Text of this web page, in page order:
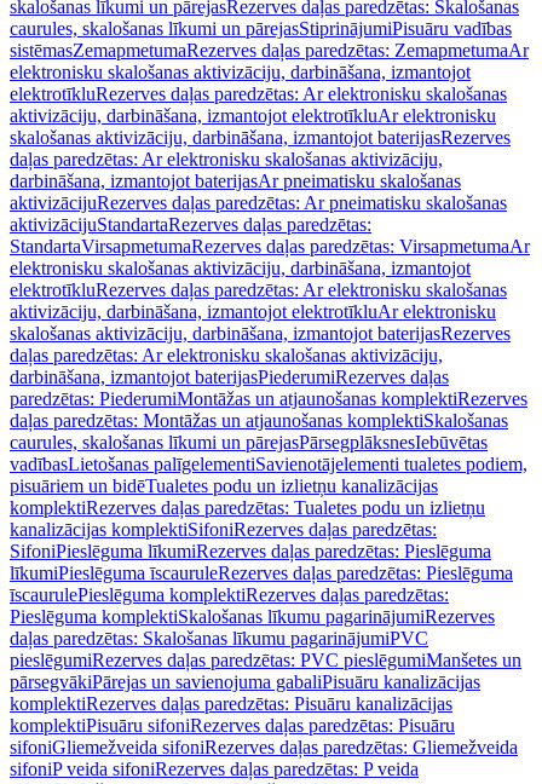
skalošanas līkumi un pārejasRezerves daļas paredzētas: Skalošanas
caurules, skalošanas līkumi un pārejasStiprinājumiPisuāru vadības
sistēmasZemapmetumaRezerves daļas paredzētas: ZemapmetumaAr
elektronisku skalošanas aktivizāciju, darbināšana, izmantojot
elektrotīkluRezerves daļas paredzētas: Ar elektronisku skalošanas
aktivizāciju, darbināšana, izmantojot elektrotīkluAr elektronisku
skalošanas aktivizāciju, darbināšana, izmantojot baterijasRezerves
daļas paredzētas: Ar elektronisku skalošanas aktivizāciju,
darbināšana, izmantojot baterijasAr pneimatisku skalošanas
aktivizācijuRezerves daļas paredzētas: Ar pneimatisku skalošanas
aktivizācijuStandartaRezerves daļas paredzētas:
StandartaVirsapmetumaRezerves daļas paredzētas: VirsapmetumaAr
elektronisku skalošanas aktivizāciju, darbināšana, izmantojot
elektrotīkluRezerves daļas paredzētas: Ar elektronisku skalošanas
aktivizāciju, darbināšana, izmantojot elektrotīkluAr elektronisku
skalošanas aktivizāciju, darbināšana, izmantojot baterijasRezerves
daļas paredzētas: Ar elektronisku skalošanas aktivizāciju,
darbināšana, izmantojot baterijasPiederumiRezerves daļas
paredzētas: PiederumiMontāžas un atjaunošanas komplektiRezerves
daļas paredzētas: Montāžas un atjaunošanas komplektiSkalošanas
caurules, skalošanas līkumi un pārejasPārsegplāksnesIebūvētas
vadībasLietošanas palīgelementiSavienotājelementi tualetes podiem,
pisuāriem un bidēTualetes podu un izlietņu kanalizācijas
komplektiRezerves daļas paredzētas: Tualetes podu un izlietņu
kanalizācijas komplektiSifoniRezerves daļas paredzētas:
SifoniPieslēguma līkumiRezerves daļas paredzētas: Pieslēguma
līkumiPieslēguma īscauruleRezerves daļas paredzētas: Pieslēguma
īscaurulePieslēguma komplektiRezerves daļas paredzētas:
Pieslēguma komplektiSkalošanas līkumu pagarinājumiRezerves
daļas paredzētas: Skalošanas līkumu pagarinājumiPVC
pieslēgumiRezerves daļas paredzētas: PVC pieslēgumiManšetes un
pārsegvākiPārejas un savienojuma gabaliPisuāru kanalizācijas
komplektiRezerves daļas paredzētas: Pisuāru kanalizācijas
komplektiPisuāru sifoniRezerves daļas paredzētas: Pisuāru
sifoniGliemežveida sifoniRezerves daļas paredzētas: Gliemežveida
sifoniP veida sifoniRezerves daļas paredzētas: P veida